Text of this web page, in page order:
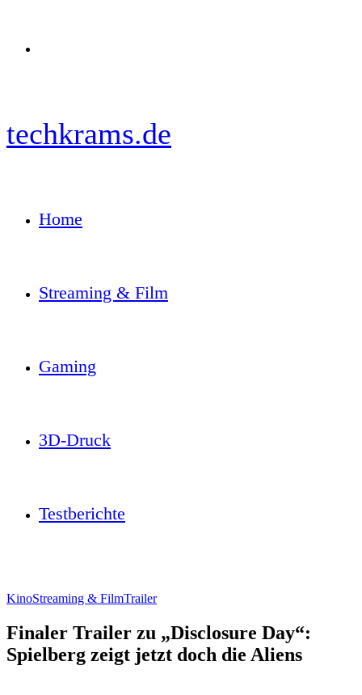
techkrams.de
Home
Streaming & Film
Gaming
3D-Druck
Testberichte
KinoStreaming & FilmTrailer
Finaler Trailer zu „Disclosure Day“:
Spielberg zeigt jetzt doch die Aliens